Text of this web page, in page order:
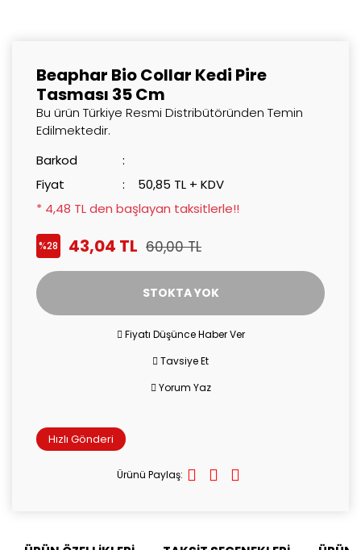
Beaphar Bio Collar Kedi Pire
Tasması 35 Cm
Bu ürün Türkiye Resmi Distribütöründen Temin
Edilmektedir.
Barkod
Fiyat
50,85 TL + KDV
* 4,48 TL den başlayan taksitlerle!!
%28 43,04 TL 60,00 TL
STOKTA YOK
Fiyatı Düşünce Haber Ver
Tavsiye Et
Yorum Yaz
Hızlı Gönderi
Ürünü Paylaş: